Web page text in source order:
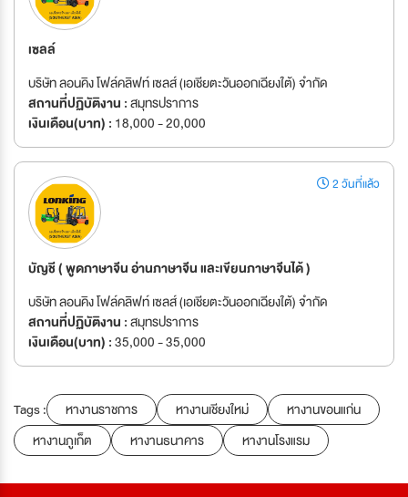
เซลล์
บริษัท ลอนคิง โฟล์คลิฟท์ เซลส์ (เอเชียตะวันออกเฉียงใต้) จำกัด
สถานที่ปฏิบัติงาน :สมุทรปราการ
เงินเดือน(บาท) : 18,000 - 20,000
2 วันที่แล้ว
บัญชี ( พูดภาษาจีน อ่านภาษาจีน และเขียนภาษาจีนได้ )
บริษัท ลอนคิง โฟล์คลิฟท์ เซลส์ (เอเชียตะวันออกเฉียงใต้) จำกัด
สถานที่ปฏิบัติงาน :สมุทรปราการ
เงินเดือน(บาท) :35,000 - 35,000
Tags : หางานราชการ หางานเชียงใหม่
หางานขอนแก่น
หางานภูเก็ต
หางานธนาคาร หางานโรงแรม